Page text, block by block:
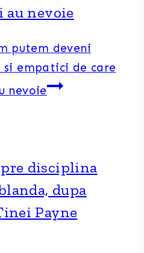
nevoie
putem deveni
empatici de care
nevoie
disciplina
dupa
Payne